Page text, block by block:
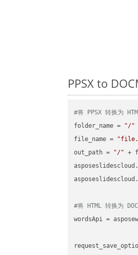
PPSX to
#将 PPSX 转换为
folder_name =
"/"
file_name =
out_path =
"/" +
#将 HTML 转换为
wordsApi =